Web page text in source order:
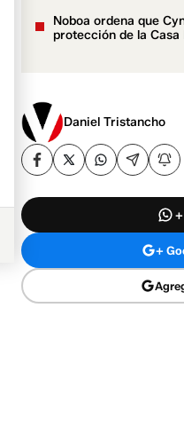
Noboa ordena que
protección de la
Daniel Tristancho
+